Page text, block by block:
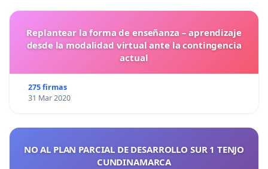
Replantear la forma de enseñanza – aprendizaje
desde la modalidad virtual ante la contingencia
actual
275 firmas
31 Mar 2020
NO AL PLAN PARCIAL DE DESARROLLO SUR 1 TENJO
CUNDINAMARCA